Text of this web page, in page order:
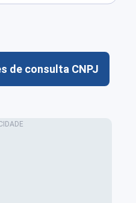
de consulta CNPJ